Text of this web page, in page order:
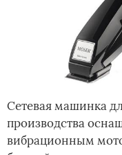
Сетевая машинка
производства
вибрационным